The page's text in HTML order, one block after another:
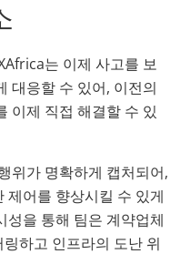
는 이제 사고를 보
대응할 수 있어, 이전의
이제 직접 해결할 수 있
위가 명확하게 캡처되어,
제어를 향상시킬 수 있게
성을 통해 팀은 계약업체
하고 인프라의 도난 위